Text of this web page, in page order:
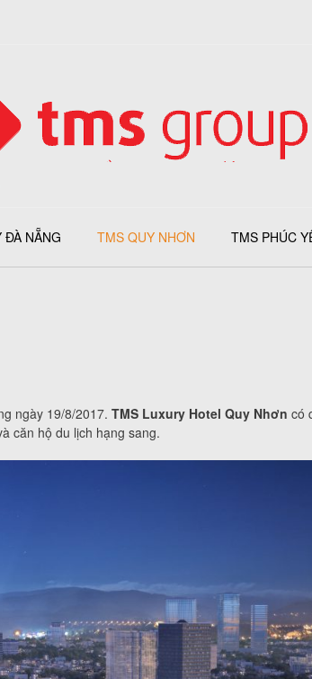
ĐÀ NẴNG TMS QUY NHƠN TMS PHÚC
ngày 19/8/2017. TMS Luxury Hotel Quy Nhơn có
căn hộ du lịch hạng sang.